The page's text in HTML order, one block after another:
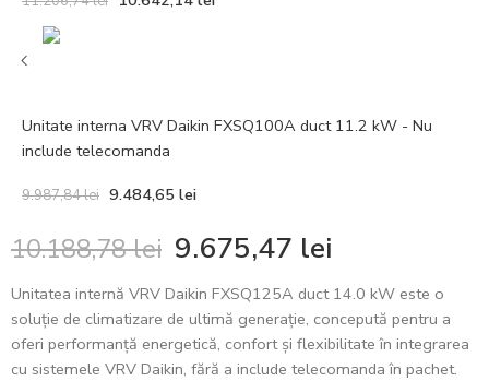
Unitate interna VRV Daikin FXSQ100A duct 11.2 kW - Nu
include telecomanda
9.987,84lei 9.484,65 lei
10.188,78lei 9.675,47 lei
Unitatea internă VRV Daikin FXSQ125A duct 14.0 kW este o
soluție de climatizare de ultimă generație, concepută pentru a
oferi performanță energetică, confort și flexibilitate în integrarea
cu sistemele VRV Daikin, fără a include telecomanda în pachet.